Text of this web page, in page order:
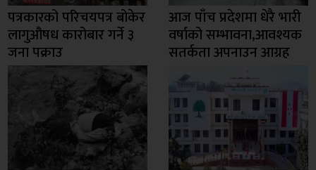
पत्रकारको परिचयपत्र बोकेर
लागुऔषध कारोबार गर्ने ३
जना पक्राउ
आज पाँच प्रदेशमा धेरै भारी
वर्षाको सम्भावना,आवश्यक
सतर्कता अपनाउन आग्रह